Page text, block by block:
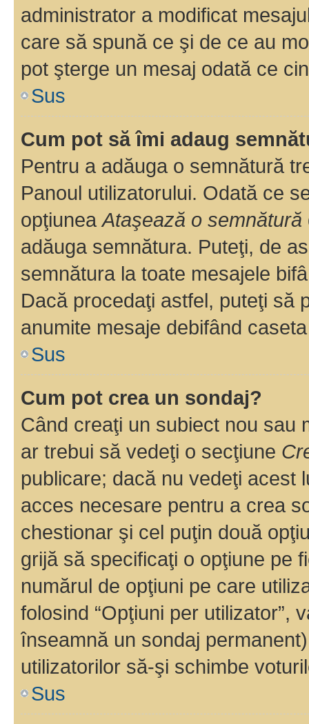
administrator a modificat
care să spună ce şi de ce au
pot şterge un mesaj odată ce
Sus
Cum pot să îmi adaug
Pentru a adăuga o semnătură
Panoul utilizatorului. Odată ce
opţiunea Ataşează o semnătură
adăuga semnătura. Puteţi, de
semnătura la toate mesajele
Dacă procedaţi astfel, puteţi să
anumite mesaje debifând
Sus
Cum pot crea un sondaj?
Când creaţi un subiect nou sau
ar trebui să vedeţi o secţiune
publicare; dacă nu vedeţi acest
acces necesare pentru a crea
chestionar şi cel puţin două
grijă să specificaţi o opţiune pe
numărul de opţiuni pe care
folosind “Opţiuni per utilizator”,
înseamnă un sondaj
utilizatorilor să-şi schimbe
Sus